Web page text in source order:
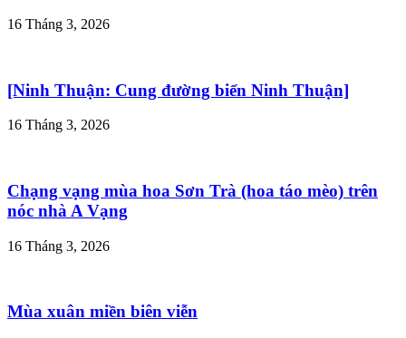
16 Tháng 3, 2026
[Ninh Thuận: Cung đường biển Ninh Thuận]
16 Tháng 3, 2026
Chạng vạng mùa hoa Sơn Trà (hoa táo mèo) trên
nóc nhà A Vạng
16 Tháng 3, 2026
Mùa xuân miền biên viễn